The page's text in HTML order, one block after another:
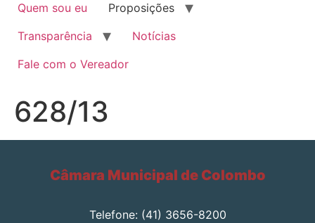
Quem sou eu
Proposições
Transparência
Notícias
Fale com o Vereador
628/13
Câmara Municipal de Colombo
Telefone: (41) 3656-8200